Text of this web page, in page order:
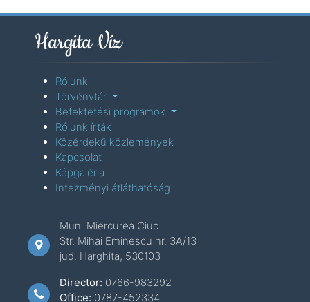
Hargita Víz
Rólunk
Törvénytár
Befektetési programok
Rólunk írták
Közérdekű közlemények
Kapcsolat
Képgaléria
Intezményi átláthatóság
Mun. Miercurea Ciuc
Str. Mihai Eminescu nr. 3A/13
jud. Harghita, 530103
Director: 0766-983292
Office: 0787-452334